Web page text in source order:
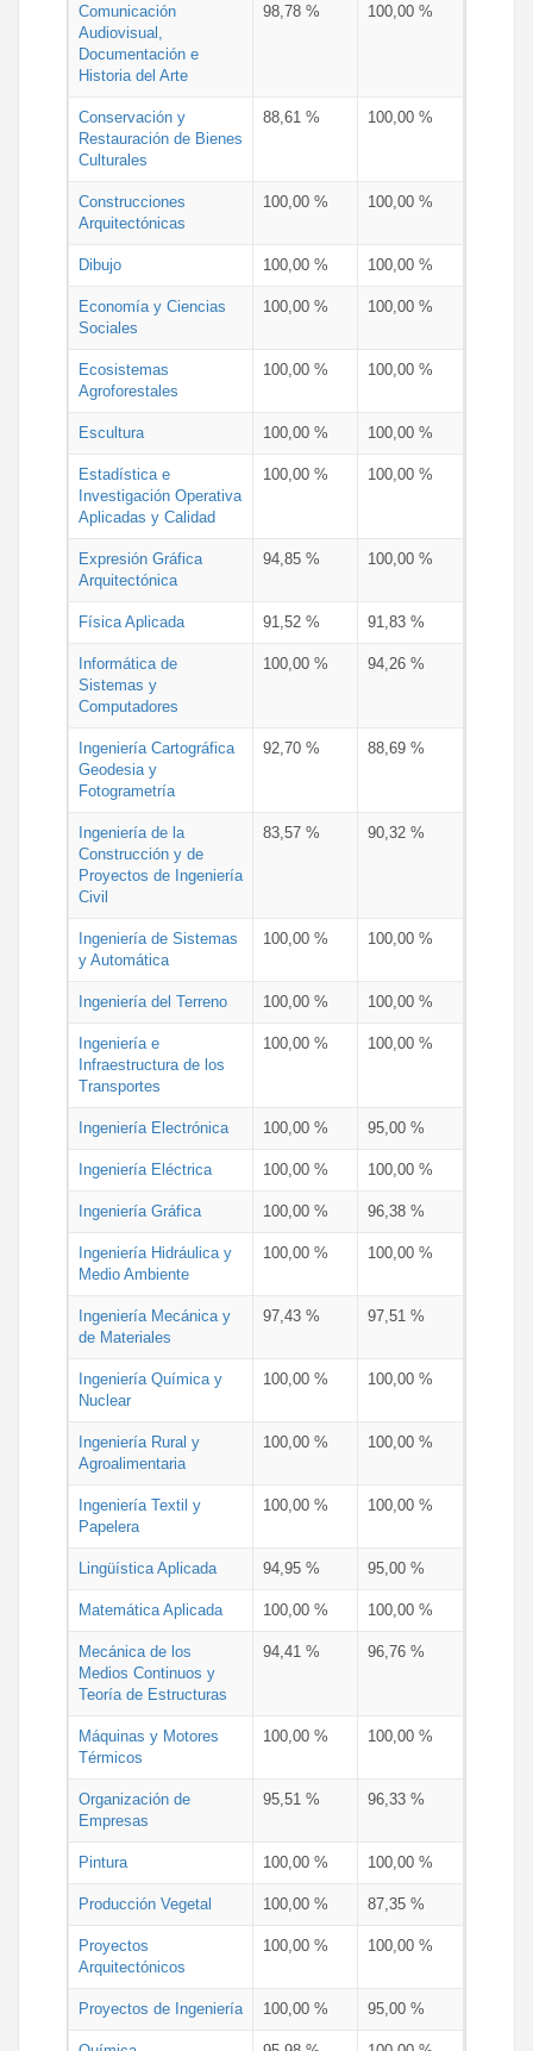
Comunicación
Audiovisual,
Documentación e
Historia del Arte
98,78 % 100,00 %
Conservación y
Restauración de Bienes
Culturales
88,61 % 100,00 %
Construcciones
Arquitectónicas
100,00 % 100,00 %
Dibujo 100,00 % 100,00 %
Economía y Ciencias
Sociales
100,00 % 100,00 %
Ecosistemas
Agroforestales
100,00 % 100,00 %
Escultura 100,00 % 100,00 %
Estadística e
Investigación Operativa
Aplicadas y Calidad
100,00 % 100,00 %
Expresión Gráfica
Arquitectónica
94,85 % 100,00 %
Física Aplicada 91,52 % 91,83 %
Informática de
Sistemas y
Computadores
100,00 % 94,26 %
Ingeniería Cartográfica
Geodesia y
Fotogrametría
92,70 % 88,69 %
Ingeniería de la
Construcción y de
Proyectos de Ingeniería
Civil
83,57 % 90,32 %
Ingeniería de Sistemas
y Automática
100,00 % 100,00 %
Ingeniería del Terreno 100,00 % 100,00 %
Ingeniería e
Infraestructura de los
Transportes
100,00 % 100,00 %
Ingeniería Electrónica 100,00 % 95,00 %
Ingeniería Eléctrica 100,00 % 100,00 %
Ingeniería Gráfica 100,00 % 96,38 %
Ingeniería Hidráulica y
Medio Ambiente
100,00 % 100,00 %
Ingeniería Mecánica y
de Materiales
97,43 % 97,51 %
Ingeniería Química y
Nuclear
100,00 % 100,00 %
Ingeniería Rural y
Agroalimentaria
100,00 % 100,00 %
Ingeniería Textil y
Papelera
100,00 % 100,00 %
Lingüística Aplicada 94,95 % 95,00 %
Matemática Aplicada 100,00 % 100,00 %
Mecánica de los
Medios Continuos y
Teoría de Estructuras
94,41 % 96,76 %
Máquinas y Motores
Térmicos
100,00 % 100,00 %
Organización de
Empresas
95,51 % 96,33 %
Pintura 100,00 % 100,00 %
Producción Vegetal 100,00 % 87,35 %
Proyectos
Arquitectónicos
100,00 % 100,00 %
Proyectos de Ingeniería 100,00 % 95,00 %